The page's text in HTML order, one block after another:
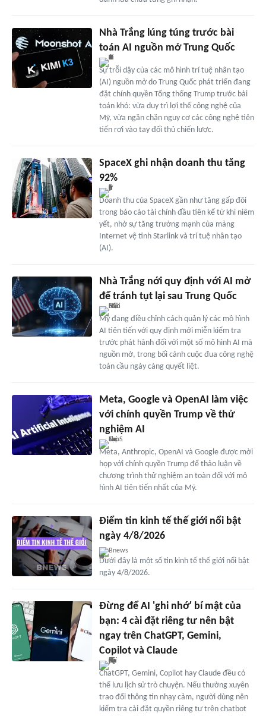
Nhà Trắng lúng túng trước bài
toán AI nguồn mở Trung Quốc
Sự trỗi dậy của các mô hình trí tuệ nhân tạo
(AI) nguồn mở do Trung Quốc phát triển đang
đặt chính quyền Tổng thống Trump trước bài
toán khó: vừa duy trì lợi thế công nghệ của
Mỹ, vừa ngăn chặn nguy cơ các công nghệ tiên
tiến rơi vào tay đối thủ chiến lược.
SpaceX ghi nhận doanh thu tăng
92%
Doanh thu của SpaceX gần như tăng gấp đôi
trong báo cáo tài chính đầu tiên kể từ khi niêm
yết, nhờ sự tăng trưởng mạnh của mảng
Internet vệ tinh Starlink và trí tuệ nhân tạo
(AI).
Nhà Trắng nới quy định với AI mở
để tránh tụt lại sau Trung Quốc
Mỹ đang điều chỉnh cách quản lý các mô hình
AI tiên tiến với quy định mới miễn kiểm tra
trước phát hành đối với một số mô hình AI mã
nguồn mở, trong bối cảnh cuộc đua công nghệ
toàn cầu ngày càng quyết liệt.
Meta, Google và OpenAI làm việc
với chính quyền Trump về thử
nghiệm AI
Meta, Anthropic, OpenAI và Google được mời
họp với chính quyền Trump để thảo luận về
chương trình thử nghiệm an toàn đối với mô
hình AI tiên tiến nhất của Mỹ.
Điểm tin kinh tế thế giới nổi bật
ngày 4/8/2026
Bnews
Dưới đây là một số tin kinh tế thế giới nổi bật
ngày 4/8/2026.
Đừng để AI 'ghi nhớ' bí mật của
bạn: 4 cài đặt riêng tư nên bật
ngay trên ChatGPT, Gemini,
Copilot và Claude
ChatGPT, Gemini, Copilot hay Claude đều có
thể lưu lịch sử trò chuyện. Nếu thường xuyên
trao đổi thông tin nhạy cảm, người dùng nên
kiểm tra cài đặt quyền riêng tư trên chatbot